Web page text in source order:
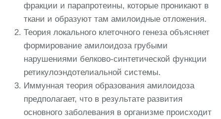
фракции и парапротеины, которые проникают в
ткани и образуют там амилоидные отложения.
Теория локального клеточного генеза объясняет
формирование амилоидоза грубыми
нарушениями белково-синтетической функции
ретикулоэндотелиальной системы.
Иммунная теория образования амилоидоза
предполагает, что в результате развития
основного заболевания в организме происходит